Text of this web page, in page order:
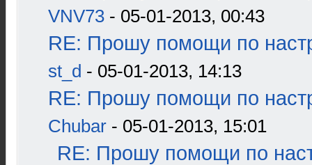
VNV73 - 05-01-2013, 00:43
RE: Прошу помощи по
st_d - 05-01-2013, 14:13
RE: Прошу помощи по
Chubar - 05-01-2013, 15:01
RE: Прошу помощи по